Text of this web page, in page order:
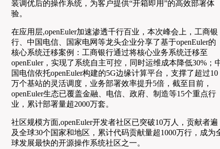
装调优后的操作系统，为客户提供“开箱即用”的高效部署体
验。
在应用层,openEuler加速渗透千行百业，本次峰会上，工商银
行、中国电信、国家电网等龙头企业分享了基于openEuler的
核心系统迁移案例：工商银行通过将核心业务系统迁移至
openEuler，实现了系统自主可控，同时运维成本降低30%；
国电信依托openEuler构建的5G边缘计算平台，支撑了超过10
万个基站的灵活调度，业务部署效率提升5倍，截至目前，
openEuler生态已覆盖金融、电信、政府、制造等15个重点行
业，累计部署量超2000万套。
社区规模方面,openEuler开发者社区已突破10万人，贡献者遍
及全球30个国家和地区，累计代码贡献量超1000万行，成为
球发展最快的开源操作系统社区之一。